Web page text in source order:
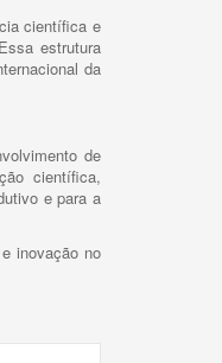
científica e
estrutura
da
de
científica,
e para a
inovação no